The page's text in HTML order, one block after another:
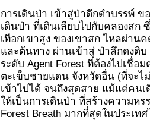
การเดินป่า เข้าสู่ป่าดึกดำบรรพ์ ข
เดินป่า ที่เดินเลียบไปกับคลองสก
เทือกเขาสูง ของเขาสก ไหลผ่าน
และต้นทาง ผ่านเข้าสู่ ป่าลึกดงดิ
ระดับ Agent Forest ที่ต้องไปเชื่
ตะเข็บชายแดน จังหวัดอื่น (ที่จะ
เข้าไปได้ จนถึงสุดสาย แม้แต่คน
ให้เป็นการเดินป่า ที่สร้างความห
Forest Breath มากที่สุดในประเท